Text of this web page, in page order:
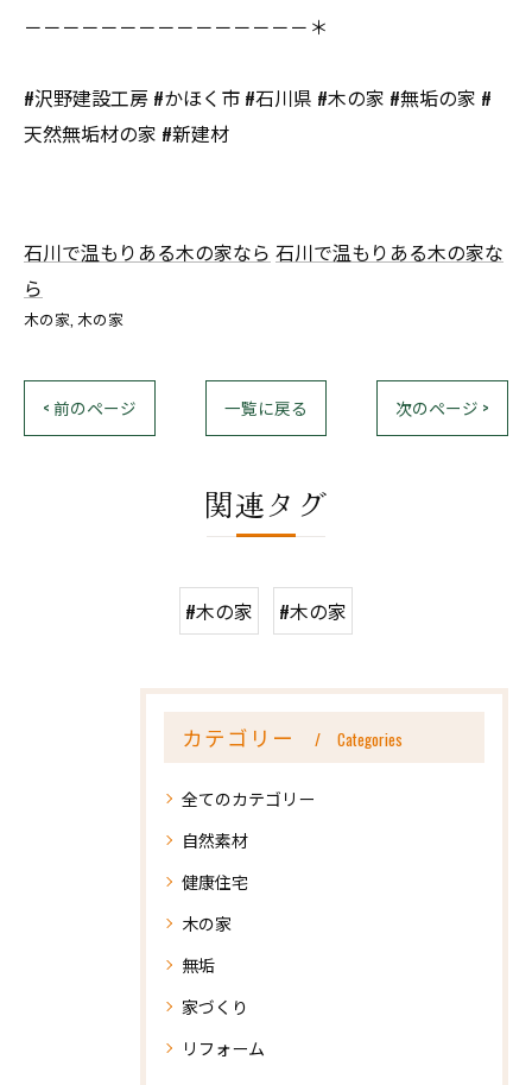
－－－－－－－－－－－－－－－＊
#沢野建設工房 #かほく市 #石川県 #木の家 #無垢の家 #
天然無垢材の家 #新建材
石川で温もりある木の家なら 石川で温もりある木の家な
ら
木の家 木の家
< 前のページ 一覧に戻る 次のページ >
関連タグ
#木の家 #木の家
カテゴリー Categories
全てのカテゴリー
自然素材
健康住宅
木の家
無垢
家づくり
リフォーム